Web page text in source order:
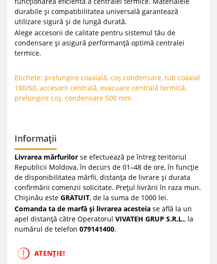
durabile și compatibilitatea universală garantează
utilizare sigură și de lungă durată.
Alege accesorii de calitate pentru sistemul tău de
condensare și asigură performanță optimă centralei
termice.
Etichete: prelungire coaxială, coș condensare, tub coaxial
100/60, accesorii centrală, evacuare centrală termică,
prelungire coș, condensare 500 mm
Informații
Livrarea mărfurilor se efectuează pe întreg teritoriul
Republicii Moldova, în decurs de 01–48 de ore, în funcție
de disponibilitatea mărfii, distanța de livrare și durata
confirmării comenzii solicitate. Prețul livrării în raza mun.
Chișinău este GRATUIT, de la suma de 1000 lei.
Comanda ta de marfă și livrarea acesteia se află la un
apel distanță către Operatorul VIVATEH GRUP S.R.L., la
numărul de telefon 079141400.
ATENȚIE!